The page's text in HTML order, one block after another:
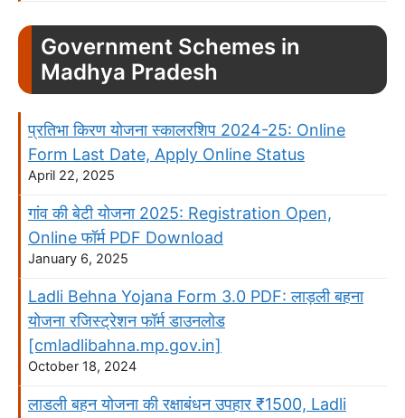
Government Schemes in
Madhya Pradesh
प्रतिभा किरण योजना स्कालरशिप 2024-25: Online
Form Last Date, Apply Online Status
April 22, 2025
गांव की बेटी योजना 2025: Registration Open,
Online फॉर्म PDF Download
January 6, 2025
Ladli Behna Yojana Form 3.0 PDF: लाड़ली बहना
योजना रजिस्ट्रेशन फॉर्म डाउनलोड
[cmladlibahna.mp.gov.in]
October 18, 2024
लाडली बहन योजना की रक्षाबंधन उपहार ₹1500, Ladli